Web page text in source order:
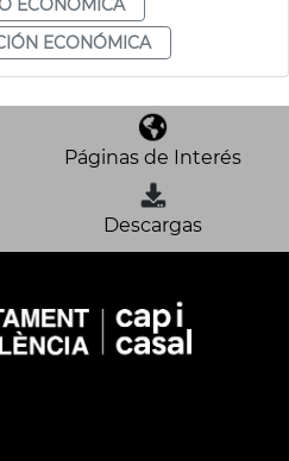
ECONÓMICA
Páginas de Interés
Descargas